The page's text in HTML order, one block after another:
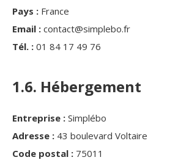
Pays : France
Email : contact@simplebo.fr
Tél. : 01 84 17 49 76
1.6. Hébergement
Entreprise : Simplébo
Adresse : 43 boulevard Voltaire
Code postal : 75011